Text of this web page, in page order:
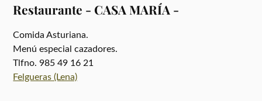
Restaurante - CASA MARÍA -
Comida Asturiana.
Menú especial cazadores.
Tlfno. 985 49 16 21
Felgueras (Lena)